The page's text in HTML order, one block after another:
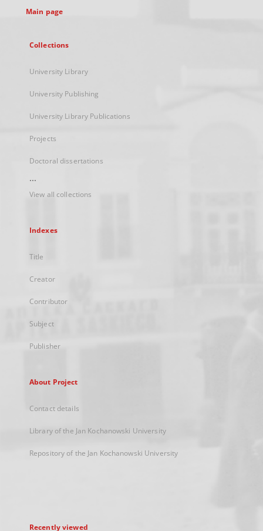
Main page
Collections
University Library
University Publishing
University Library Publications
Projects
Doctoral dissertations
...
View all collections
Indexes
Title
Creator
Contributor
Subject
Publisher
About Project
Contact details
Library of the Jan Kochanowski University
Repository of the Jan Kochanowski University
Recently viewed